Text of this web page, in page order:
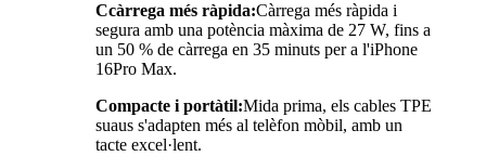
Ccàrrega més ràpida:Càrrega més ràpida i
segura amb una potència màxima de 27 W, fins a
un 50 % de càrrega en 35 minuts per a l'iPhone
16Pro Max.
Compacte i portàtil:Mida prima, els cables TPE
suaus s'adapten més al telèfon mòbil, amb un
tacte excel·lent.